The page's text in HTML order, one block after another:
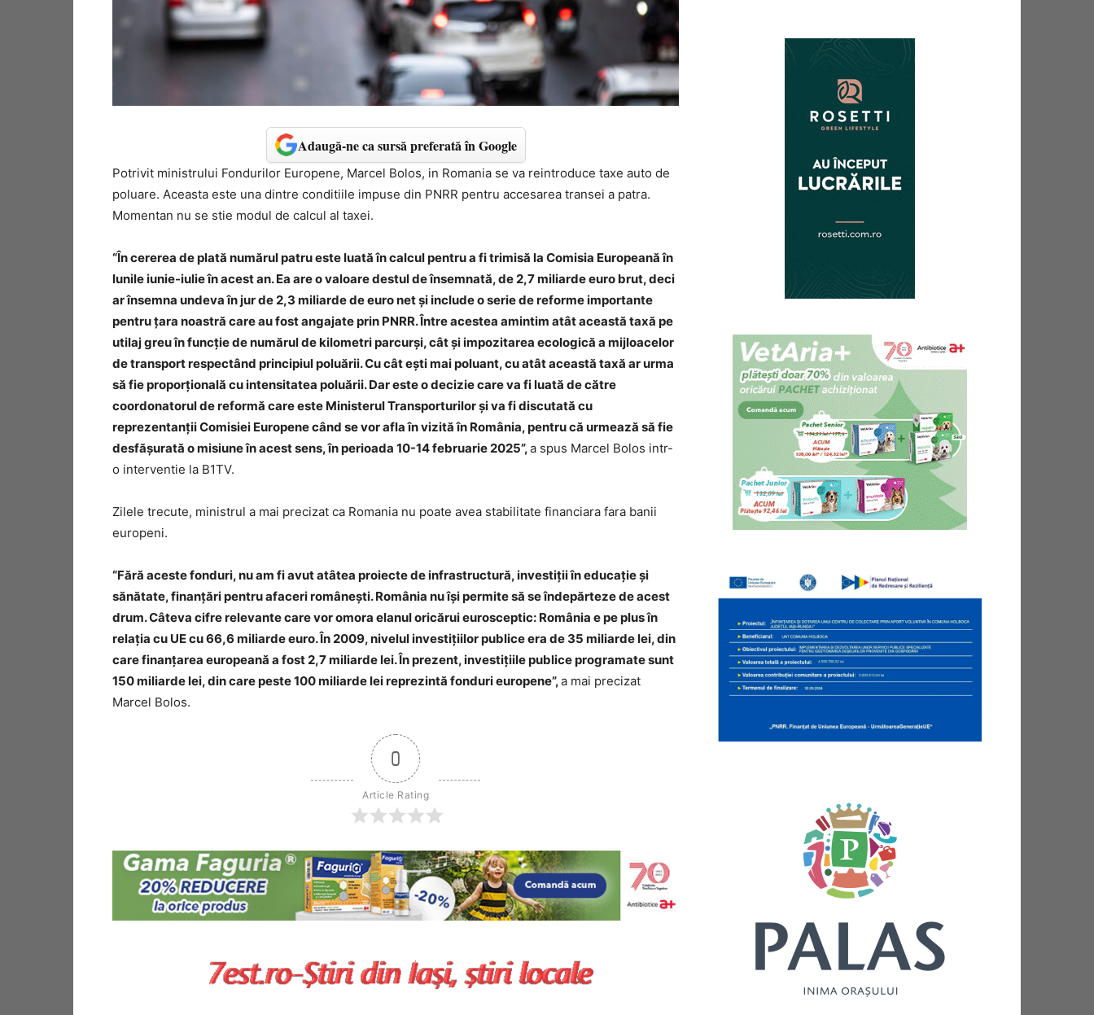
Adaugă-ne ca sursă preferată în Google
Potrivit ministrului Fondurilor Europene, Marcel Bolos, in Romania se va reintroduce taxe auto de
poluare. Aceasta este una dintre conditiile impuse din PNRR pentru accesarea transei a patra.
Momentan nu se stie modul de calcul al taxei.
“În cererea de plată numărul patru este luată în calcul pentru a fi trimisă la Comisia Europeană în
lunile iunie-iulie în acest an. Ea are o valoare destul de însemnată, de 2,7 miliarde euro brut, deci
ar însemna undeva în jur de 2,3 miliarde de euro net și include o serie de reforme importante
pentru țara noastră care au fost angajate prin PNRR. Între acestea amintim atât această taxă pe
utilaj greu în funcție de numărul de kilometri parcurși, cât și impozitarea ecologică a mijloacelor
de transport respectând principiul poluării. Cu cât ești mai poluant, cu atât această taxă ar urma
să fie proporțională cu intensitatea poluării. Dar este o decizie care va fi luată de către
coordonatorul de reformă care este Ministerul Transporturilor și va fi discutată cu
reprezentanții Comisiei Europene când se vor afla în vizită în România, pentru că urmează să fie
desfășurată o misiune în acest sens, în perioada 10-14 februarie 2025”,a spus Marcel Bolos intr-
o interventie la B1TV.
Zilele trecute, ministrul a mai precizat ca Romania nu poate avea stabilitate financiara fara banii
europeni.
“Fără aceste fonduri, nu am fi avut atâtea proiecte de infrastructură, investiții în educație și
sănătate, finanțări pentru afaceri românești. România nu își permite să se îndepărteze de acest
drum. Câteva cifre relevante care vor omora elanul oricărui eurosceptic: România e pe plus în
relația cu UE cu 66,6 miliarde euro. În 2009, nivelul investițiilor publice era de 35 miliarde lei, din
care finanțarea europeană a fost 2,7 miliarde lei. În prezent, investițiile publice programate sunt
150 miliarde lei, din care peste 100 miliarde lei reprezintă fonduri europene”,a mai precizat
Marcel Bolos.
0
Article Rating